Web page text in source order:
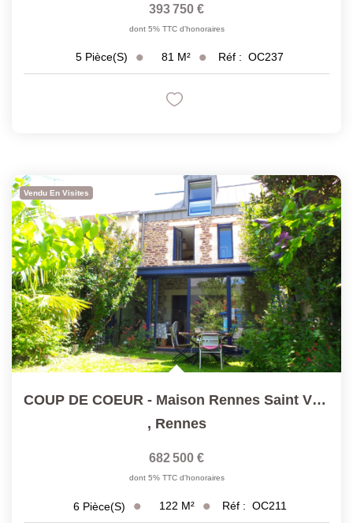
393 750 €
dont 5% TTC d'honoraires
5 Pièce(s) 81 M² Réf : OC237
Vendu En Visites
COUP DE COEUR - Maison Rennes Saint Vincent T6 Lumineuse...
, Rennes
682 500 €
dont 5% TTC d'honoraires
6 Pièce(s) 122 M² Réf : OC211